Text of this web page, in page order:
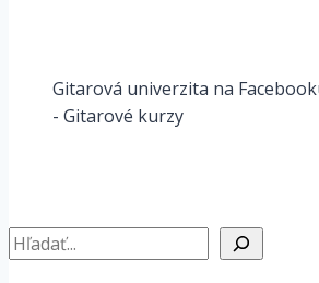
Gitarová univerzita na
- Gitarové kurzy
Hľadať